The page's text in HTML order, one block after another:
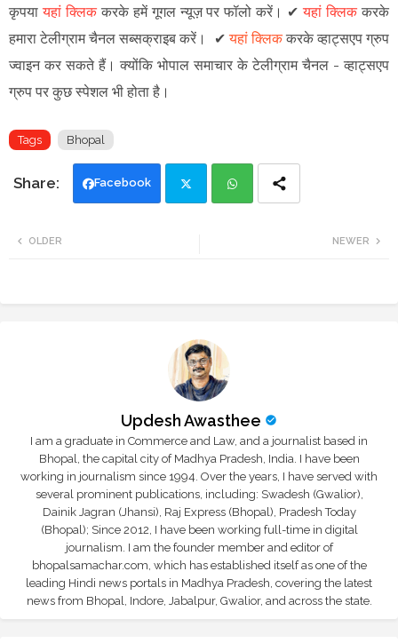
कृपयायहां क्लिककरके हमें गूगल न्यूज़ पर फॉलो करें । ✔यहां क्लिककरके
हमारा टेलीग्राम चैनल सब्सक्राइब करें।
✔यहां क्लिककरके व्हाट्सएप ग्रुप
ज्वाइन कर सकते हैं। क्योंकि भोपाल समाचार के टेलीग्राम चैनल - व्हाट्सएप
ग्रुप पर कुछ स्पेशल भी होता है।
Tags Bhopal
Facebook
NEWER
OLDER
Updesh Awasthee
I am a graduate in Commerce and Law, and a journalist based in
Bhopal, the capital city of Madhya Pradesh, India. I have been
working in journalism since 1994. Over the years, I have served with
several prominent publications, including: Swadesh (Gwalior),
Dainik Jagran (Jhansi), Raj Express (Bhopal), Pradesh Today
(Bhopal); Since 2012, I have been working full-time in digital
journalism. I am the founder member and editor of
bhopalsamachar.com, which has established itself as one of the
leading Hindi news portals in Madhya Pradesh, covering the latest
news from Bhopal, Indore, Jabalpur, Gwalior, and across the state.